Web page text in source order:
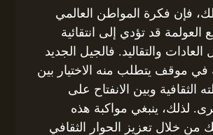
فإن فكرة المواطن العالمي
قد تؤدي إلى انتقائية
والتقاليد. فالجيل الجديد
موقف يتطلب منه الاختيار بين
الثقافية وبين الانفتاح على
لذلك، ينبغي مواكبة هذه
من خلال تعزيز الحوار الثقافي